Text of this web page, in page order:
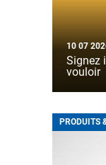
10 07
Signez
vouloir
PRODUITS